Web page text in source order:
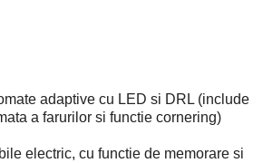
adaptive cu LED si DRL (include
a farurilor si functie cornering)
electric, cu functie de memorare si